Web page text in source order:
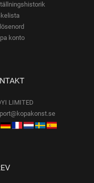
konto
LIMITED